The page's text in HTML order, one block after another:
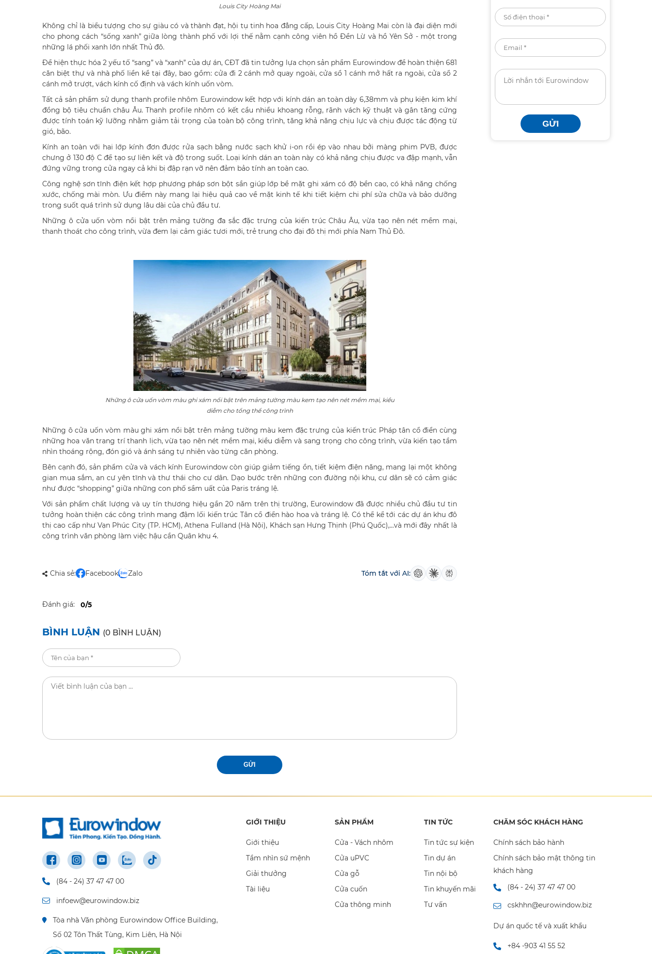
Louis City Hoàng Mai
Không chỉ là biểu tượng cho sự giàu có và thành đạt, hội tụ tinh hoa đẳng cấp, Louis City Hoàng Mai còn là đại diện mới
cho phong cách “sống xanh” giữa lòng thành phố với lợi thế nằm cạnh công viên hồ Đền Lừ và hồ Yên Sở - một trong
những lá phối xanh lớn nhất Thủ đô.
Để hiện thực hóa 2 yếu tố “sang” và “xanh” của dự án, CĐT đã tin tưởng lựa chọn sản phẩm Eurowindow để hoàn thiện 681
căn biệt thự và nhà phố liền kề tại đây, bao gồm: cửa đi 2 cánh mở quay ngoài, cửa sổ 1 cánh mở hất ra ngoài, cửa sổ 2
cánh mở trượt, vách kính cố định và vách kính uốn vòm.
Tất cả sản phẩm sử dụng thanh profile nhôm Eurowindow kết hợp với kính dán an toàn dày 6,38mm và phụ kiện kim khí
đồng bộ tiêu chuẩn châu Âu. Thanh profile nhôm có kết cầu nhiều khoang rỗng, rãnh vách kỹ thuật và gân tăng cứng
được tính toán kỹ lưỡng nhằm giảm tải trọng của toàn bộ công trình, tăng khả năng chịu lực và chịu được tác động từ
gió, bão.
Kính an toàn với hai lớp kính đơn được rửa sạch bằng nước sạch khử i-on rồi ép vào nhau bởi màng phim PVB, được
chưng ở 130 độ C để tạo sự liên kết và độ trong suốt. Loại kính dán an toàn này có khả năng chịu được va đập mạnh, vẫn
đứng vững trong cửa ngay cả khi bị đập rạn vỡ nên đảm bảo tính an toàn cao.
Công nghệ sơn tĩnh điện kết hợp phương pháp sơn bột sần giúp lớp bề mặt ghi xám có độ bền cao, có khả năng chống
xước, chống mài mòn. Ưu điểm này mang lại hiệu quả cao về mặt kinh tế khi tiết kiệm chi phí sửa chữa và bảo dưỡng
trong suốt quá trình sử dụng lâu dài của chủ đầu tư.
Những ô cửa uốn vòm nổi bật trên mảng tường đa sắc đặc trưng của kiến trúc Châu Âu, vừa tạo nên nét mềm mại,
thanh thoát cho công trình, vừa đem lại cảm giác tươi mới, trẻ trung cho đại đô thị mới phía Nam Thủ Đô.
Những ô cửa uốn vòm màu ghi xám nổi bật trên mảng tường màu kem tạo nên nét mềm mại, kiều
diễm cho tổng thể công trình
Những ô cửa uốn vòm màu ghi xám nổi bật trên mảng tường màu kem đặc trưng của kiến trúc Pháp tân cổ điển cùng
những hoa văn trang trí thanh lịch, vừa tạo nên nét mềm mại, kiều diễm và sang trọng cho công trình, vừa kiến tạo tầm
nhìn thoáng rộng, đón gió và ánh sáng tự nhiên vào từng căn phòng.
Bên cạnh đó, sản phẩm cửa và vách kính Eurowindow còn giúp giảm tiếng ồn, tiết kiệm điện năng, mang lại một không
gian mua sắm, an cư yên tĩnh và thư thái cho cư dân. Dạo bước trên những con đường nội khu, cư dân sẽ có cảm giác
như được “shopping” giữa những con phố sầm uất của Paris tráng lệ.
Với sản phẩm chất lượng và uy tín thương hiệu gần 20 năm trên thị trường, Eurowindow đã được nhiều chủ đầu tư tin
tưởng hoàn thiện các công trình mang đậm lối kiến trúc Tân cổ điển hào hoa và tráng lệ. Có thể kể tới các dự án khu đô
thị cao cấp như Vạn Phúc City (TP. HCM), Athena Fulland (Hà Nội), Khách sạn Hưng Thịnh (Phú Quốc),...và mới đây nhất là
công trình văn phòng làm việc hậu cần Quân khu 4.
Chia sẻ: Facebook Zalo Tóm tắt với AI:
Đánh giá: 0/5
BÌNH LUẬN (0 BÌNH LUẬN)
GỬI
GỬI
(84 - 24) 37 47 47 00
infoew@eurowindow.biz
Tòa nhà Văn phòng Eurowindow Office Building,
Số 02 Tôn Thất Tùng, Kim Liên, Hà Nội
GIỚI THIỆU
Giới thiệu
Tầm nhìn sứ mệnh
Giải thưởng
Tài liệu
SẢN PHẨM
Cửa - Vách nhôm
Cửa uPVC
Cửa gỗ
Cửa cuốn
Cửa thông minh
TIN TỨC
Tin tức sự kiện
Tin dự án
Tin nội bộ
Tin khuyến mãi
Tư vấn
CHĂM SÓC KHÁCH HÀNG
Chính sách bảo hành
Chính sách bảo mật thông tin
khách hàng
(84 - 24) 37 47 47 00
cskhhn@eurowindow.biz
Dự án quốc tế và xuất khẩu
+84 -903 41 55 52